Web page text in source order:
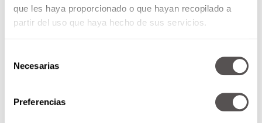
que les haya proporcionado o que hayan recopilado a
partir del uso que haya hecho de sus servicios.
Necesarias
Preferencias